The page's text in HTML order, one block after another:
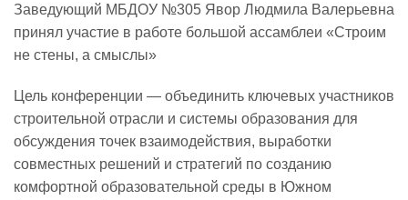
Учитель года
Реализация соц заказа
Напишите нам
Заведующий МБДОУ №305 Явор Людмила Валерьевна
принял участие в работе большой ассамблеи «Строим
не стены, а смыслы»
Цель конференции — объединить ключевых участников
строительной отрасли и системы образования для
обсуждения точек взаимодействия, выработки
совместных решений и стратегий по созданию
комфортной образовательной среды в Южном